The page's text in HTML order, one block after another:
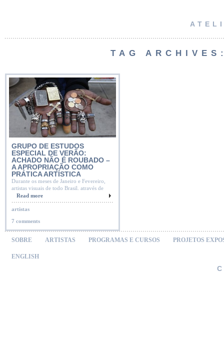
TAG
GRUPO DE ESTUDOS
ESPECIAL DE VERÃO:
ACHADO NÃO É ROUBADO –
A APROPRIAÇÃO COMO
PRÁTICA ARTÍSTICA
Durante os meses de Janeiro e Fevereiro,
artistas visuais de todo Brasil, através de
acesso […]
Read more
artistas
7 comments
SOBRE ARTISTAS PROGRAMAS E CURSOS PROJETOS
ENGLISH